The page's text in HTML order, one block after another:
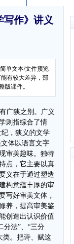
写作》讲义
单文本/文件预览
有较大差异，部
版课件。
沉浸在苦难里的城市和村庄 请他们来欢迎我 白日的先驱，光明的使者 打开所有的窗子来欢迎 打开所有的门来欢迎 请鸣响汽笛来欢迎 请吹起号角来欢迎 请清道夫来打扫街衢 请搬运车来搬去垃圾 让劳动者以宽阔的步伐走在街上吧 让车辆以辉煌的行列从广场流过吧 请村庄也从潮湿的雾里醒来 为了欢迎我打开它们的篱笆 请村妇打开她们的鸡埘 请农夫从畜棚牵出耕牛 借你的热情的嘴通知他们 说我从山的那边来，从森林的那边来 请他们打扫干净那些晒场 和那些永远污秽的天井 请打开那糊有花纸的窗子 请打开那贴着春联的门 请叫醒殷勤的女人 和那打着鼾声的男子 请年轻的情人也起来 和那些贪睡的少女 请叫醒困倦的母亲 和他身边的婴孩 请叫醒每个人 连那些病者和产妇 连那些衰老的人们 呻吟在床上的人们 连那些因正义而战争的负伤者 和那些因家乡沦亡而流离的难民 请叫醒一切的不幸者 我会一并给他们以慰安 请叫醒一切爱生活的人 工人，技师及画家 请歌唱者唱着歌来欢迎 用草与露水所渗合的声音 请舞蹈者跳着舞来欢迎 披上她们白雾的晨衣 请叫那些健康而美丽的醒来 说我马上要来叩打他们的窗门 请你忠实于时间的诗人 带给人类以慰安的消息 请他们准备欢迎，请所有的人准备欢迎 当雄鸡最后一次鸣叫的时候我就到来 请他们用虔诚的眼睛凝视天边 我将给所有期待我的以最慈惠的光辉 趁这夜已快完了，请告诉他们 说他们所等待的就要来了 （3）散文诗是以散文形式写的介乎散文与诗歌之间兼具二者特点的新诗体，也可以说是散文化了的诗。它具有散文的灵便与情思，诗歌的特质与意蕴。形式更为自由，不但句无定字，而且不分诗行排列。散文诗的主要特点是：形散神凝、博而不杂、辞浅意深、言近旨远。 秋 夜 鲁迅 在我的后园，可以看见墙外有两株树，一株是枣树，还有一株也是枣树。 这上面的夜的天空，奇怪而高，我生平没有见过这样奇怪而高的天空。他仿佛要离开人间而去，使人们仰面不再看见。然而现在却非常之蓝，闪闪地睒着几十个星星的眼，冷眼。他的口角上现出微笑，似乎自以为大有深意，而将繁霜洒在我的园里的野花草上。 我不知道那些花草真叫什么名字，人们叫他们什么名字。我记得有一种开过极细小的粉红花，现在还开着，但是更极细小了，她在冷的夜气中，瑟缩地做梦，梦见春的到来，梦见秋的到来，梦见瘦的诗人将眼泪擦在她最末的花瓣上，告诉她秋虽然来，冬虽然来，而此后接着还是春，胡蝶乱飞，蜜蜂都唱起春词来了。她于是一笑，虽然颜色冻得红惨惨地，仍然瑟缩着。 枣树，他们简直落尽了叶子。先前，还有一两个孩子来打他们别人打剩的枣子，现在是一个也不剩了，连叶子也落尽了。他知道小粉红花的梦，秋后要有春；他也知道落叶的梦，春后还是秋。他简直落尽叶子，单剩干子，然而脱了当初满树是果实和叶子时候的弧形，欠伸得很舒服。但是，有几枝还低亚着，护定他从打枣的竿梢所得的皮伤，而最直最长的几枝，却已默默地铁似的直刺着奇怪而高的天空，使天空闪闪地鬼睒眼；直刺着天空中圆满的月亮，使月亮窘得发白。 鬼睒眼的天空越加非常之蓝，不安了，仿佛想离去人间，避开枣树，只将月亮剩下。然而月亮也暗暗地躲到东边去了。而一无所有的干子，却仍然默默地铁似的直刺着奇怪而高的天空，一意要制他的死命，不管他各式各样地睒着许多蛊惑的眼睛。 哇的一声，夜游的恶鸟飞过了。 我忽而听到夜半的笑声，吃吃地，似乎不愿意惊动睡着的人，然而四围的空气都应和着笑。夜半，没有别的人，我即刻听出这声音就在我嘴里，我也即刻被这笑声所驱逐，回进自己的房。灯火的带子也即刻被我旋高了。 后窗的玻璃上丁丁地响，还有许多小飞虫乱撞。不多久，几个进来了，许是从窗纸的破孔进来的。他们一进来，又在玻璃的灯罩上撞得丁丁地响。一个从上面撞进去了，他于是遇到火，而且我以为这火是真的。两三个却休息在灯的纸罩上喘气。那罩是昨晚新换的罩，雪白的纸，折出波浪纹的叠痕，一角还